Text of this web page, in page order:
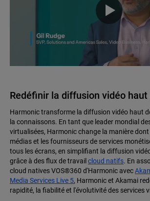
Redéfinir la diffusion vidéo haut
Harmonic transforme la diffusion vidéo haut
la connaissons. En tant que leader mondial
virtualisées, Harmonic change la manière
médias et les fournisseurs de services
tous les écrans, en simplifiant la diffusion
grâce à des flux de travail cloud natifs. En
cloud natives VOS®360 d'Harmonic avec
Media Services Live 5, Harmonic et Akamai
rapidité, la fiabilité et l'évolutivité des services